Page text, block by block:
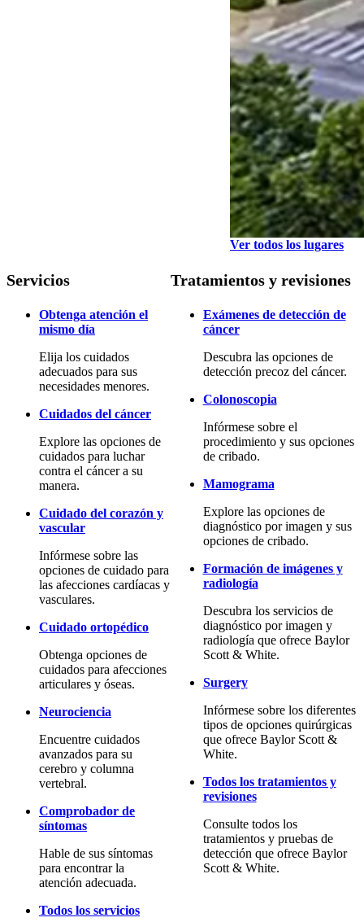
Ver todos los lugares
Servicios
Obtenga atención el
mismo día
Elija los cuidados
adecuados para sus
necesidades menores.
Cuidados del cáncer
Explore las opciones de
cuidados para luchar
contra el cáncer a su
manera.
Cuidado del corazón y
vascular
Infórmese sobre las
opciones de cuidado para
las afecciones cardíacas y
vasculares.
Cuidado ortopédico
Obtenga opciones de
cuidados para afecciones
articulares y óseas.
Neurociencia
Encuentre cuidados
avanzados para su
cerebro y columna
vertebral.
Comprobador de
síntomas
Hable de sus síntomas
para encontrar la
atención adecuada.
Todos los servicios
Tratamientos y revisiones
Exámenes de detección de
cáncer
Descubra las opciones de
detección precoz del cáncer.
Colonoscopia
Infórmese sobre el
procedimiento y sus opciones
de cribado.
Mamograma
Explore las opciones de
diagnóstico por imagen y sus
opciones de cribado.
Formación de imágenes y
radiología
Descubra los servicios de
diagnóstico por imagen y
radiología que ofrece Baylor
Scott & White.
Surgery
Infórmese sobre los diferentes
tipos de opciones quirúrgicas
que ofrece Baylor Scott &
White.
Todos los tratamientos y
revisiones
Consulte todos los
tratamientos y pruebas de
detección que ofrece Baylor
Scott & White.